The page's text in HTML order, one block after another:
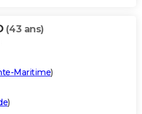
(43 ans)
Maritime)
)